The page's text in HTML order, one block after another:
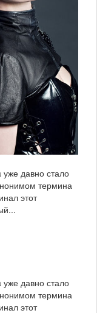
давно стало
термина
этот
давно стало
термина
этот